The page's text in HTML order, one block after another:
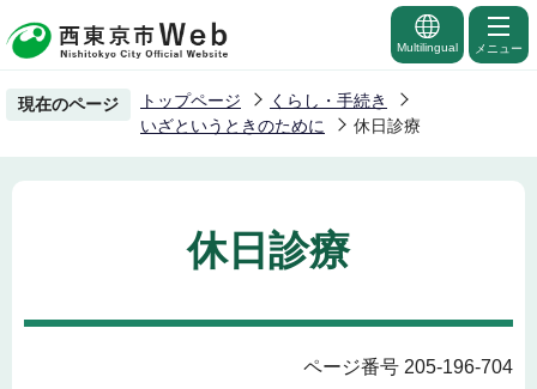
の
ー
Multilingual メニュー
現在のページ トップページ
くらし・手続き
いざというときのために
休日診療
休日診療
ページ番号 205-196-704